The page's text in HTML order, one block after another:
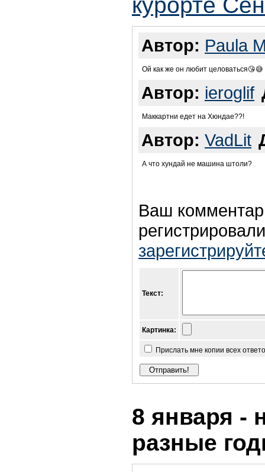
Автор: Paula
Ой как же он любит целоваться😘😅
Автор: ieroglif
Маккартни едет на Хюндае??!
Автор: VadLit
А что хундай не машина штоли?
Ваш
Текст:
Картинка:
Прислать мне копии всех
8 января -
разные